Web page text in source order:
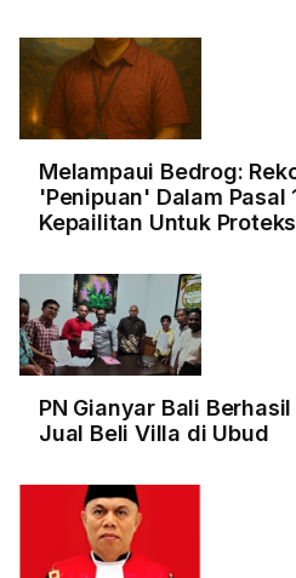
Melampaui Bedrog:
'Penipuan' Dalam Pasal
Kepailitan Untuk
PN Gianyar Bali
Jual Beli Villa di Ubud